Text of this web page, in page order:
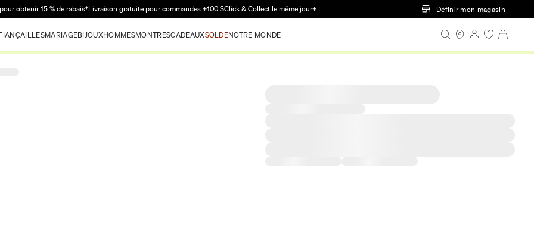
Passer au contenu principal
obtenir 15 % de rabais†Livraison gratuite pour commandes +100 $Click & Collect le même jour+ Définir mon magasin
MARIAGEBIJOUXHOMMESMONTRESCADEAUXSOLDENOTRE MONDE